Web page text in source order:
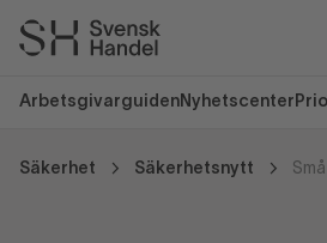
Arbetsgivarguiden Nyhetscenter
Säkerhet Säkerhetsnytt